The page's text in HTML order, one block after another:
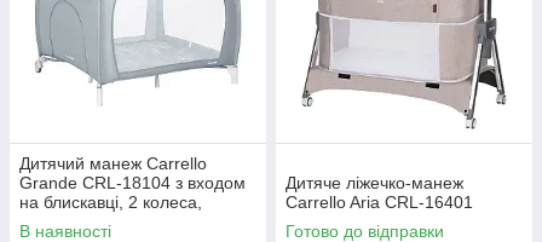
Дитячий манеж Carrello
Grande CRL-18104 з входом
на блискавці, 2 колеса,
жорстке дно, сумка-чохол
В наявності
Дитяче ліжечко-манеж
Carrello Aria CRL-16401
Готово до відправки